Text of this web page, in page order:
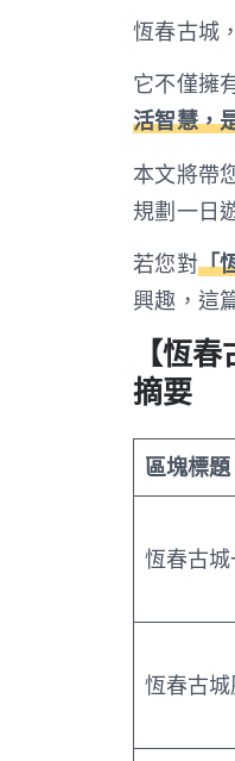
恆春古城
它不僅擁
活智慧，
本文將帶
規劃一日
若您對「
興趣，這
【恆
摘要
區塊標題
恆春古城
恆春古